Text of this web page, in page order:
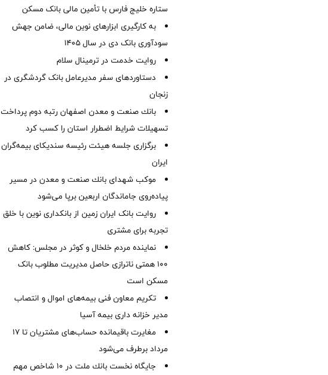
ستاره خلیج فارس با تأمین مالی بانک مسکن
به کارگیری ابزارهای نوین مالی، ضامن جهش
سودآوری بانک دی در سال 1405
روایت خدمت در ترمینال سلام
دستاوردهای سفر مدیرعامل بانک گردشگری در
زنجان
بانك صنعت و معدن اصفهان رتبه دوم پرداخت
تسهیلات شرایط اضطرار استان را كسب كرد
برگزاری جلسه هیئت رئیسه سندیکای بیمه‌گران
ایران
موكب شهدای بانك صنعت و معدن در مسیر
پیاده‌روی جاماندگان اربعین برپا می‌شود
روایت بانک ایران زمین از بانکداری نوین با خلق
تجربه برای مشتری
نماینده مردم خلخال و کوثر در مجلس: کاهش
۱۰۰ همتی ناترازی حاصل مدیریت مطلوب بانک
مسکن است
تکریم معاون فنی بیمه‌های اموال و انتصاب
مدیر خزانه داری بیمه آسیا
مغایرت‌ باقیمانده حساب‌های مشتریان تا ۱۷
مرداد برطرف می‌شود
جایگاه نخست بانك ملت در 10 شاخص مهم